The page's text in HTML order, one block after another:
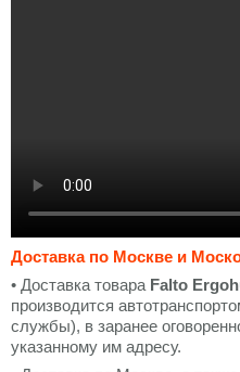
Доставка по Москве и
• Доставка товара Falto
производится
службы), в заранее
указанному им адресу.